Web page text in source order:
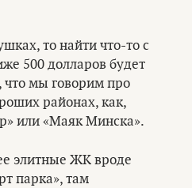
то найти что-то с
500 долларов будет
что мы говорим про
районах, как,
или «Маяк Минска».
элитные ЖК вроде
парка», там